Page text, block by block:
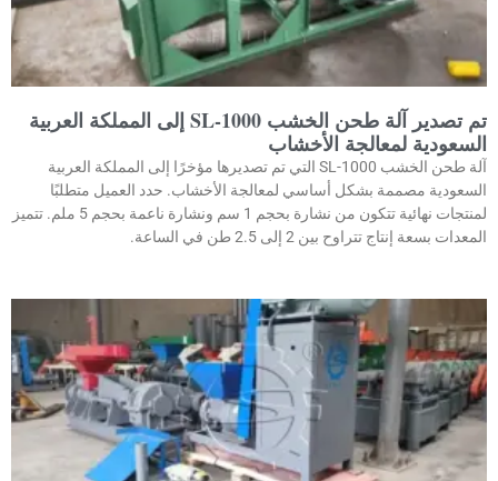
تم تصدير آلة طحن الخشب SL-1000 إلى المملكة العربية
السعودية لمعالجة الأخشاب
آلة طحن الخشب SL-1000 التي تم تصديرها مؤخرًا إلى المملكة العربية
السعودية مصممة بشكل أساسي لمعالجة الأخشاب. حدد العميل متطلبًا
لمنتجات نهائية تتكون من نشارة بحجم 1 سم ونشارة ناعمة بحجم 5 ملم. تتميز
المعدات بسعة إنتاج تتراوح بين 2 إلى 2.5 طن في الساعة.